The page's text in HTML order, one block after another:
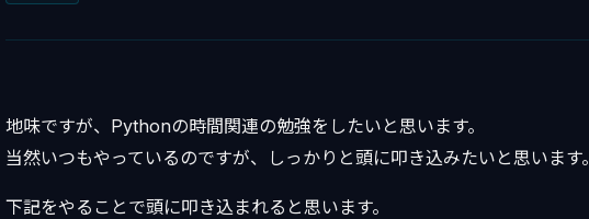
地味ですが、Pythonの時間関連の勉強をしたいと思います。
当然いつもやっているのですが、しっかりと頭に叩き込みたいと思います。
下記をやることで頭に叩き込まれると思います。